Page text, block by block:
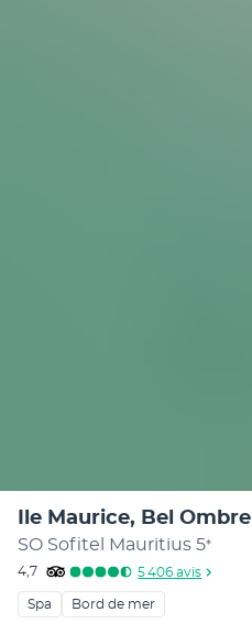
Ile Maurice, Bel Ombre
SO Sofitel Mauritius 5*
4,7 5 406 avis
Spa Bord de mer